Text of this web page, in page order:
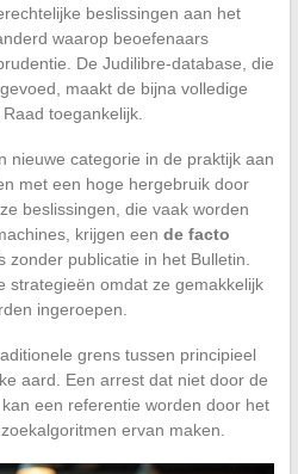
beslissingen aan het
waarop beoefenaars
De Judilibre-database, die
maakt de bijna volledige
toegankelijk.
nieuwe categorie in de praktijk aan
met een hoge hergebruik door
beslissingen, die vaak worden
krijgen een de facto
zonder publicatie in het Bulletin.
strategieën omdat ze gemakkelijk
ingeroepen.
grens tussen principieel
aard. Een arrest dat niet door de
een referentie worden door het
ervan maken.